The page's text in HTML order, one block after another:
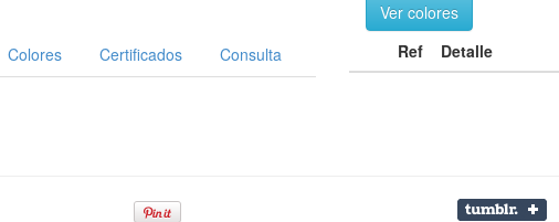
Ver colores
Colores Certificados Consulta Ref Detalle